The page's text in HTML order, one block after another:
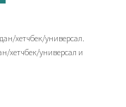
хетчбек/универсал.
хетчбек/универсал и